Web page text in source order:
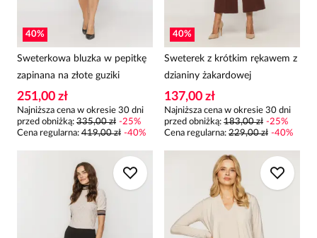
40%
Sweterkowa bluzka w pepitkę
zapinana na złote guziki
251,00 zł
Najniższa cena w okresie 30 dni
przed obniżką: 335,00 zł -25%
Cena regularna: 419,00 zł -40%
40%
Sweterek z krótkim rękawem z
dzianiny żakardowej
137,00 zł
Najniższa cena w okresie 30 dni
przed obniżką: 183,00 zł -25%
Cena regularna: 229,00 zł -40%